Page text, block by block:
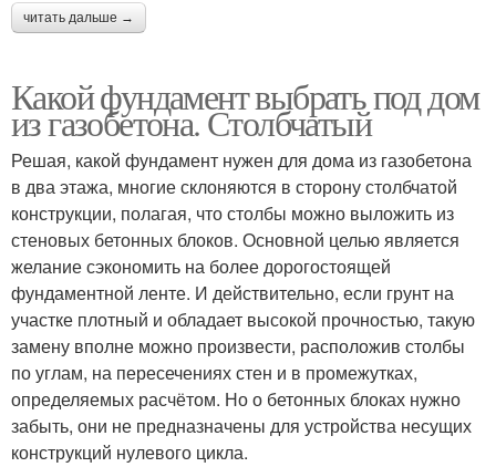
читать дальше →
Какой фундамент выбрать под дом
из газобетона. Столбчатый
Решая, какой фундамент нужен для дома из газобетона
в два этажа, многие склоняются в сторону столбчатой
конструкции, полагая, что столбы можно выложить из
стеновых бетонных блоков. Основной целью является
желание сэкономить на более дорогостоящей
фундаментной ленте. И действительно, если грунт на
участке плотный и обладает высокой прочностью, такую
замену вполне можно произвести, расположив столбы
по углам, на пересечениях стен и в промежутках,
определяемых расчётом. Но о бетонных блоках нужно
забыть, они не предназначены для устройства несущих
конструкций нулевого цикла.